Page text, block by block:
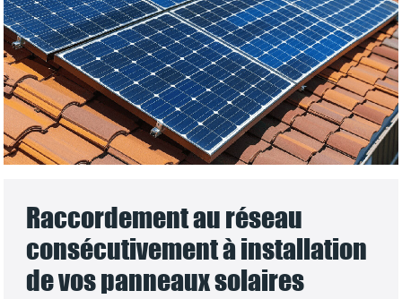
Raccordement au réseau
consécutivement à installation
de vos panneaux solaires